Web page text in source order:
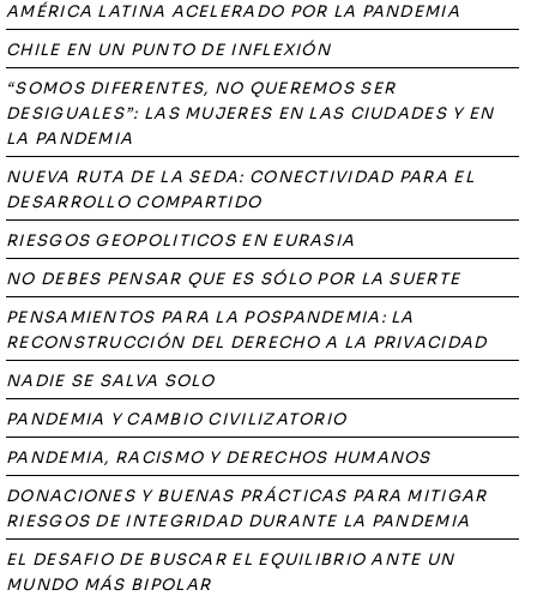
AMÉRICA LATINA ACELERADO POR LA PANDEMIA
CHILE EN UN PUNTO DE INFLEXIÓN
“SOMOS DIFERENTES, NO QUEREMOS SER
DESIGUALES”: LAS MUJERES EN LAS CIUDADES Y EN
LA PANDEMIA
NUEVA RUTA DE LA SEDA: CONECTIVIDAD PARA EL
DESARROLLO COMPARTIDO
RIESGOS GEOPOLITICOS EN EURASIA
NO DEBES PENSAR QUE ES SÓLO POR LA SUERTE
PENSAMIENTOS PARA LA POSPANDEMIA: LA
RECONSTRUCCIÓN DEL DERECHO A LA PRIVACIDAD
NADIE SE SALVA SOLO
PANDEMIA Y CAMBIO CIVILIZATORIO
PANDEMIA, RACISMO Y DERECHOS HUMANOS
DONACIONES Y BUENAS PRÁCTICAS PARA MITIGAR
RIESGOS DE INTEGRIDAD DURANTE LA PANDEMIA
EL DESAFIO DE BUSCAR EL EQUILIBRIO ANTE UN
MUNDO MÁS BIPOLAR